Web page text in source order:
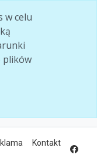
w celu
plików
Kontakt